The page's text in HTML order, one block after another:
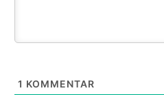
1 KOMMENTAR